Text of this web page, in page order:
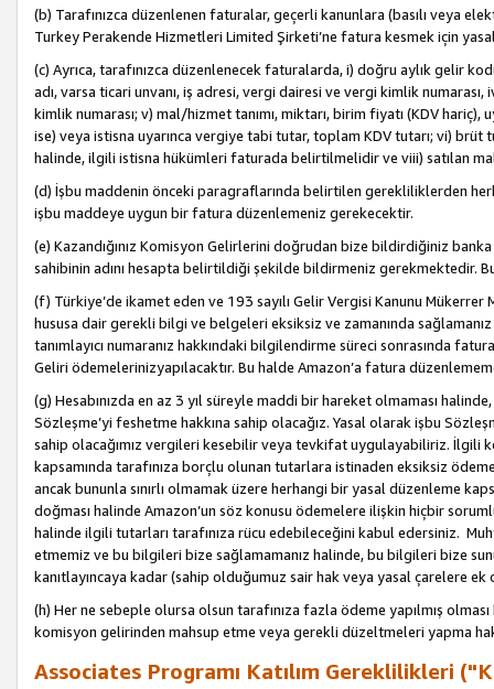
(b) Tarafınızca düzenlenen faturalar, geçerli kanunlara (basılı veya
Turkey Perakende Hizmetleri Limited Şirketi’ne fatura kesmek için
(c) Ayrıca, tarafınızca düzenlenecek faturalarda, i) doğru aylık gelir
adı, varsa ticari unvanı, iş adresi, vergi dairesi ve vergi kimlik
kimlik numarası; v) mal/hizmet tanımı, miktarı, birim fiyatı (KDV
ise) veya istisna uyarınca vergiye tabi tutar, toplam KDV tutarı; vi) brüt
halinde, ilgili istisna hükümleri faturada belirtilmelidir ve viii) satılan
(d) İşbu maddenin önceki paragraflarında belirtilen gerekliliklerden
işbu maddeye uygun bir fatura düzenlemeniz gerekecektir.
(e) Kazandığınız Komisyon Gelirlerini doğrudan bize bildirdiğiniz banka
sahibinin adını hesapta belirtildiği şekilde bildirmeniz gerekmektedir.
(f) Türkiye’de ikamet eden ve 193 sayılı Gelir Vergisi Kanunu
hususa dair gerekli bilgi ve belgeleri eksiksiz ve zamanında
tanımlayıcı numaranız hakkındaki bilgilendirme süreci sonrasında
Geliri ödemelerinizyapılacaktır. Bu halde Amazon’a fatura
(g) Hesabınızda en az 3 yıl süreyle maddi bir hareket olmaması
Sözleşme’yi feshetme hakkına sahip olacağız. Yasal olarak işbu
sahip olacağımız vergileri kesebilir veya tevkifat uygulayabiliriz. İlgili
kapsamında tarafınıza borçlu olunan tutarlara istinaden eksiksiz
ancak bununla sınırlı olmamak üzere herhangi bir yasal düzenleme
doğması halinde Amazon’un söz konusu ödemelere ilişkin hiçbir
halinde ilgili tutarları tarafınıza rücu edebileceğini kabul edersiniz.
etmemiz ve bu bilgileri bize sağlamamanız halinde, bu bilgileri bize
kanıtlayıncaya kadar (sahip olduğumuz sair hak veya yasal çarelere
(h) Her ne sebeple olursa olsun tarafınıza fazla ödeme yapılmış
komisyon gelirinden mahsup etme veya gerekli düzeltmeleri yapma
Associates Programı Katılım Gereklilikleri